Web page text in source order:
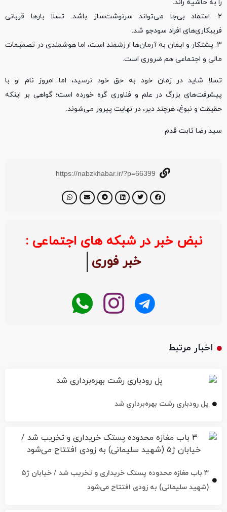
را به حاشیه راند.
2. اعتماد بی‌جا می‌تواند سرنوشت‌ساز باشد. تسلا بارها قربانی
فریبکاری‌های افراد سودجو شد.
3. پشتکار و ایمان به آرمان‌ها ارزشمند است، اما هوشمندی در تصمیمات
مالی و اجتماعی هم ضروری است.
تسلا شاید در زمان خود به حق خود نرسید، اما امروز نام او با
پیشرفت‌های بزرگ در علم و فناوری گره خورده است؛ گواهی بر اینکه
حقیقت و نبوغ، هرچند دیر، در نهایت پیروز می‌شوند.
سید رضا ثابت قدم
https://nabzkhabar.ir/?p=66399
نبض خبر در شبکه های اجتماعی :
خبر فوری
اخبار مرتبط
پل رودباری رشت بهره‌برداری شد
۳ باب مغازه محدوده پستک خریداری و تخریب شد / خیابان ژ۵
(شهید سلیمانی) به زودی افتتاح می‌شود